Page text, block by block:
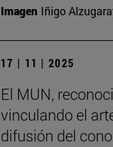
Imagen Iñigo
17 | 11 | 2025
El MUN,
vinculando el
difusión del